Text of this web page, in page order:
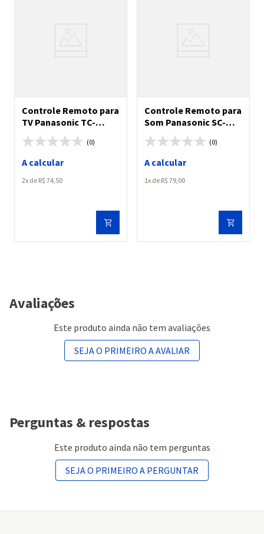
Controle Remoto para
TV Panasonic TC-
32JS500B/ TC-
40JS500B/ TC-
42JS500B
(0)
A calcular
2 R$ 74 50
Controle Remoto para
Som Panasonic SC-
AKX710LBK/ SC-
MAX3500LB
(0)
A calcular
1 R$ 79 00
Avaliações
Este produto ainda não tem avaliações
SEJA O PRIMEIRO A AVALIAR
Perguntas & respostas
Este produto ainda não tem perguntas
SEJA O PRIMEIRO A PERGUNTAR